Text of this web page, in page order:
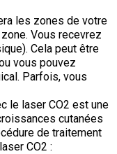
les zones de votre
Vous recevrez
Cela peut être
vous pouvez
Parfois, vous
le laser CO2 est une
cutanées
de traitement
CO2 :